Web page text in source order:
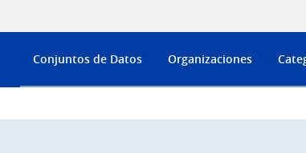
Conjuntos de Datos Organizaciones